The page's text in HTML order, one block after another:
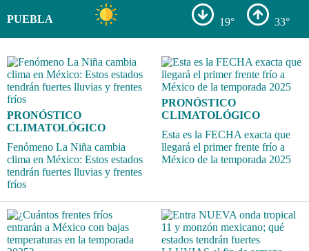
PUEBLA 19° 33°
PRONÓSTICO
CLIMATOLÓGICO
Fenómeno La Niña cambia
clima en México: Estos estados
tendrán fuertes lluvias y frentes
fríos
PRONÓSTICO
CLIMATOLÓGICO
Esta es la FECHA exacta que
llegará el primer frente frío a
México de la temporada 2025